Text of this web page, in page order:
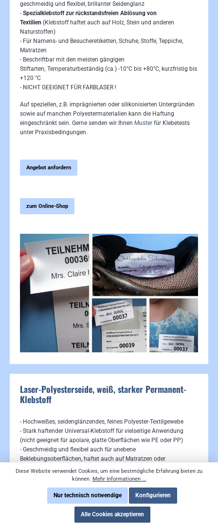
geschmeidig und flexibel, brillanter Seidenglanz
- Spezialklebstoff zur rückstandsfreien Ablösung von
Textilien (Klebstoff haftet auch auf Holz, Stein und anderen
Naturstoffen)
- Für Namens- und Besucheretiketten, Schuhe, Stoffe, Teppiche,
Matratzen
- Beschriftbar mit den meisten gängigen
Stiftarten; Temperaturbeständig (ca.) -10°C bis +80°C, kurzfristig bis
+120 °C
- NICHT GEEIGNET FÜR FARBLASER !
Auf speziellen, z.B. imprägnierten oder silikonisierten Untergründen
sowie auf manchen Polyestermaterialien kann die Haftung
eingeschränkt sein. Gerne senden wir Ihnen Muster für Klebetests
unter Praxisbedingungen.
Angebot anfordern
zum Online-Shop
Bildergalerie überspringen
Laser-Polyesterseide, weiß, starker Permanent-
Klebstoff
- Hochweißes, seidenglänzendes, feines Polyester-Textilgewebe
- Stark haftender Universal-Klebstoff für vielseitige Anwendung
(nicht geeignet für apolare, glatte Oberflächen wie PE oder PP)
- Geschmeidig und flexibel auch für unebene
Beklebungsoberflächen, haftet auch auf Matratzen oder
Teppichrückseiten
- Beschriftbar mit den meisten gängigen Stiftarten; - Öko-Tex Klasse
- Empfohlene Anwendungstemperatur: +15° bis + 50°C. Eine
Anwendung außerhalb dieses Temperaturbereichs kann die
Klebkraft des Klebstoffs beeinflussen
- Für Farblaser geeignet, wir empfehlen im Vorfeld jedoch Drucktests
Diese Website verwendet Cookies, um eine bestmögliche Erfahrung bieten zu
können. Mehr Informationen ...
Nur technisch notwendige Konfigurieren
Alle Cookies akzeptieren